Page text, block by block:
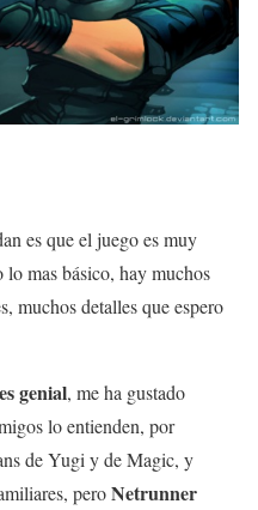
es que el juego es muy
mas básico, hay muchos
muchos detalles que espero
genial, me ha gustado
lo entienden, por
de Yugi y de Magic, y
peroNetrunner